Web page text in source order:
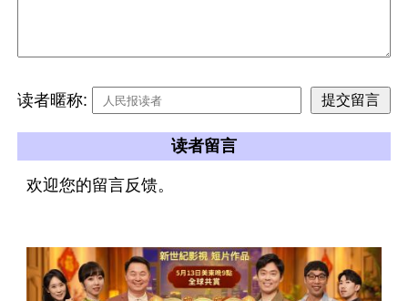
读者暱称:
读者留言
欢迎您的留言反馈。